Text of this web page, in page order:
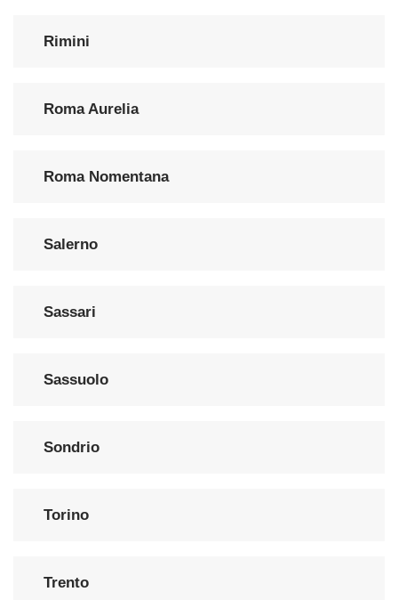
Rimini
Roma Aurelia
Roma Nomentana
Salerno
Sassari
Sassuolo
Sondrio
Torino
Trento